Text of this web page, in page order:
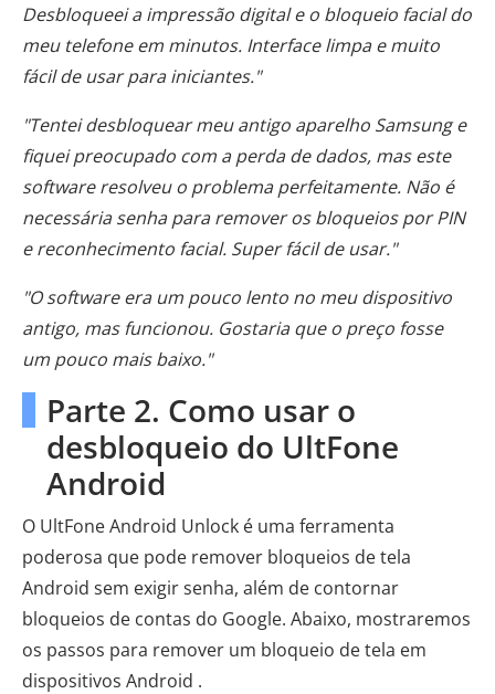
Desbloqueei a impressão digital e o bloqueio facial do
meu telefone em minutos. Interface limpa e muito
fácil de usar para iniciantes."
"Tentei desbloquear meu antigo aparelho Samsung e
fiquei preocupado com a perda de dados, mas este
software resolveu o problema perfeitamente. Não é
necessária senha para remover os bloqueios por PIN
e reconhecimento facial. Super fácil de usar."
"O software era um pouco lento no meu dispositivo
antigo, mas funcionou. Gostaria que o preço fosse
um pouco mais baixo."
Parte 2. Como usar o
desbloqueio do UltFone
Android
O UltFone Android Unlock é uma ferramenta
poderosa que pode remover bloqueios de tela
Android sem exigir senha, além de contornar
bloqueios de contas do Google. Abaixo, mostraremos
os passos para remover um bloqueio de tela em
dispositivos Android .